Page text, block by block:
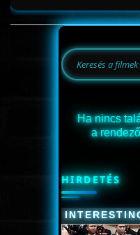
Ha nincs
a
HIRDETÉS